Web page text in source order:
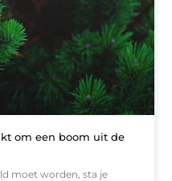
om een boom uit de
moet worden, sta je